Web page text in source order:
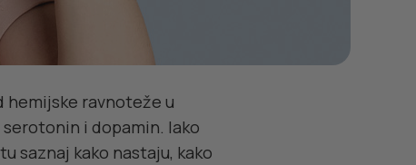
hemijske ravnoteže u
i dopamin. Iako
saznaj kako nastaju, kako